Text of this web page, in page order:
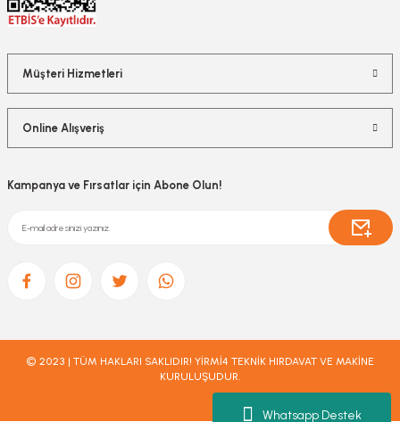
Whatsapp Destek
Müşteri Hizmetleri
Online Alışveriş
Kampanya ve Fırsatlar için Abone Olun!
© 2023 | TÜM HAKLARI SAKLIDIR! YİRMİ4 TEKNİK HIRDAVAT VE MAKİNE
KURULUŞUDUR.